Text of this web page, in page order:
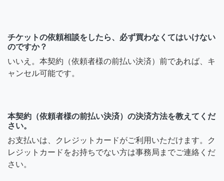
チケットの依頼相談をしたら、必ず買わなくてはいけない
のですか？
いいえ。本契約（依頼者様の前払い決済）前であれば、キ
ャンセル可能です。
本契約（依頼者様の前払い決済）の決済方法を教えてくだ
さい。
お支払いは、クレジットカードがご利用いただけます。ク
レジットカードをお持ちでない方は事務局までご連絡くだ
さい。